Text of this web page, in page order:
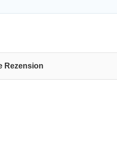
Rezension